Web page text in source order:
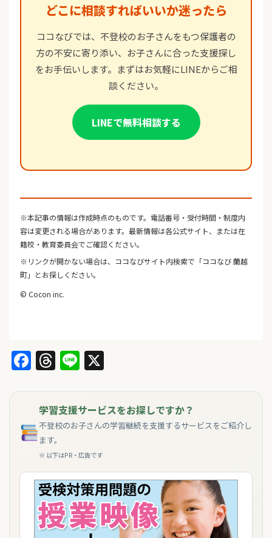
どこに相談すればいいか迷ったら
ココなびでは、不登校のお子さんをもつ保護者の
方の不安に寄り添い、お子さんに合った支援探し
をお手伝いします。まずはお気軽にLINEからご相
談ください。
LINEで無料相談する
※本記事の情報は作成時点のものです。電話番号・受付時間・制度内
容は変更される場合があります。最新情報は各公式サイト、または在
籍校・教育委員会でご確認ください。
※リンクが開かない場合は、ココなびサイト内検索で「ココなび 蘭越
町」とお探しください。
© Cocon inc.
Facebook
Threads
Line
学習支援サービスをお探しですか？
不登校のお子さんの学習継続を支援するサービスをご紹介し
ます。
※ 以下はPR・広告です